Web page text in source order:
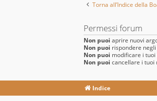
Torna all’Indice della
Permessi forum
Non puoi aprire nuovi
Non puoi rispondere
Non puoi modificare i tuoi
Non puoi cancellare i tuoi
Indice